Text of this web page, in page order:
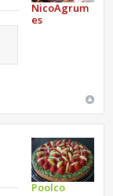
NicoAgrum
es
Poolco